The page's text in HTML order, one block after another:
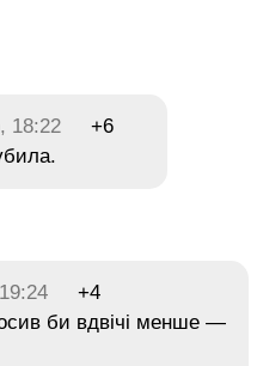
18:22
+6
+4
би вдвічі менше —